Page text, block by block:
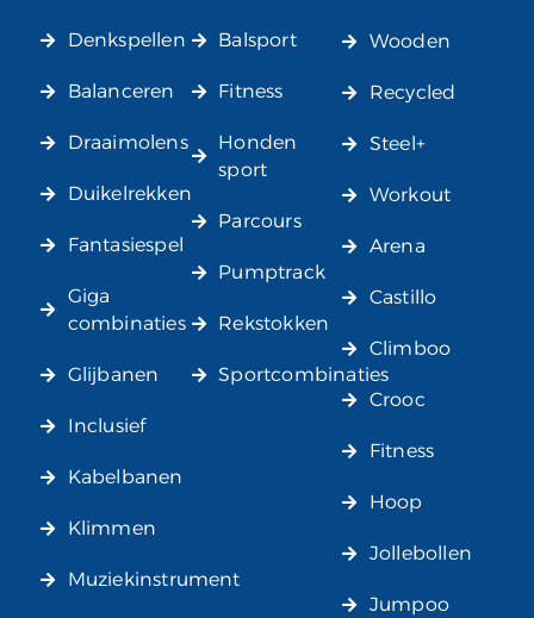
Denkspellen
Balanceren
Draaimolens
Duikelrekken
Fantasiespel
Giga
combinaties
Glijbanen
Inclusief
Kabelbanen
Klimmen
Muziekinstrument
Balsport
Fitness
Honden
sport
Parcours
Pumptrack
Rekstokken
Sportcombinaties
Wooden
Recycled
Steel+
Workout
Arena
Castillo
Climboo
Crooc
Fitness
Hoop
Jollebollen
Jumpoo